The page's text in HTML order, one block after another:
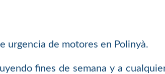
urgencia de motores en Polinyà.
fines de semana y a